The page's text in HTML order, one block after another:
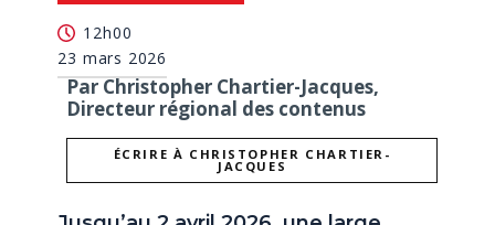
12h00
23 mars 2026
Par Christopher Chartier-Jacques,
Directeur régional des contenus
ÉCRIRE À CHRISTOPHER CHARTIER-
JACQUES